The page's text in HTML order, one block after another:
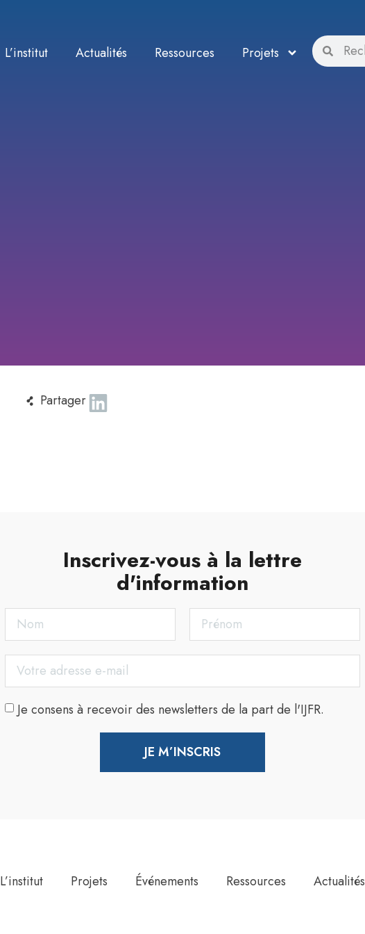
L’institut Actualités Ressources Projets
Partager
Inscrivez-vous à la lettre
d'information
Je consens à recevoir des newsletters de la part de l'IJFR.
JE M’INSCRIS
L’institut Projets Événements Ressources Actualités